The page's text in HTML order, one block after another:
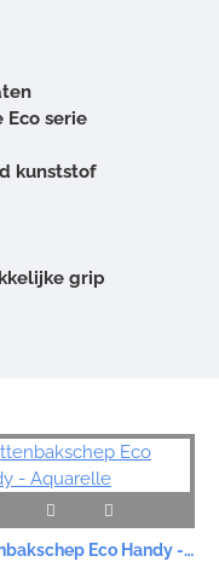
serie
kunststof
grip
Kattenbakschep Eco Handy - Aquarelle